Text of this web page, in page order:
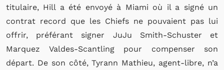
titulaire, Hill a été envoyé à Miami où il a signé un
contrat record que les Chiefs ne pouvaient pas lui
offrir, préférant signer JuJu Smith-Schuster et
Marquez Valdes-Scantling pour compenser son
départ. De son côté, Tyrann Mathieu, agent-libre, n’a